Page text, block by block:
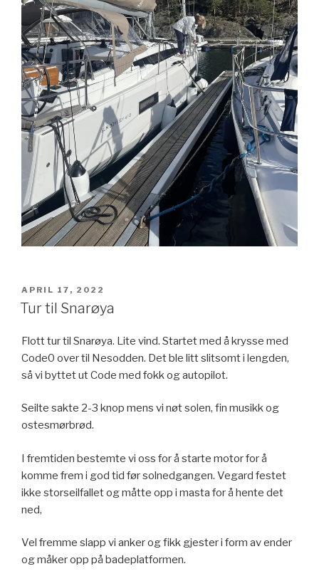
POSTED
ON
APRIL 17, 2022
Tur til Snarøya
Flott tur til Snarøya. Lite vind. Startet med å krysse med
Code0 over til Nesodden. Det ble litt slitsomt i lengden,
så vi byttet ut Code med fokk og autopilot.
Seilte sakte 2-3 knop mens vi nøt solen, fin musikk og
ostesmørbrød.
I fremtiden bestemte vi oss for å starte motor for å
komme frem i god tid før solnedgangen. Vegard festet
ikke storseilfallet og måtte opp i masta for å hente det
ned,
Vel fremme slapp vi anker og fikk gjester i form av ender
og måker opp på badeplatformen.